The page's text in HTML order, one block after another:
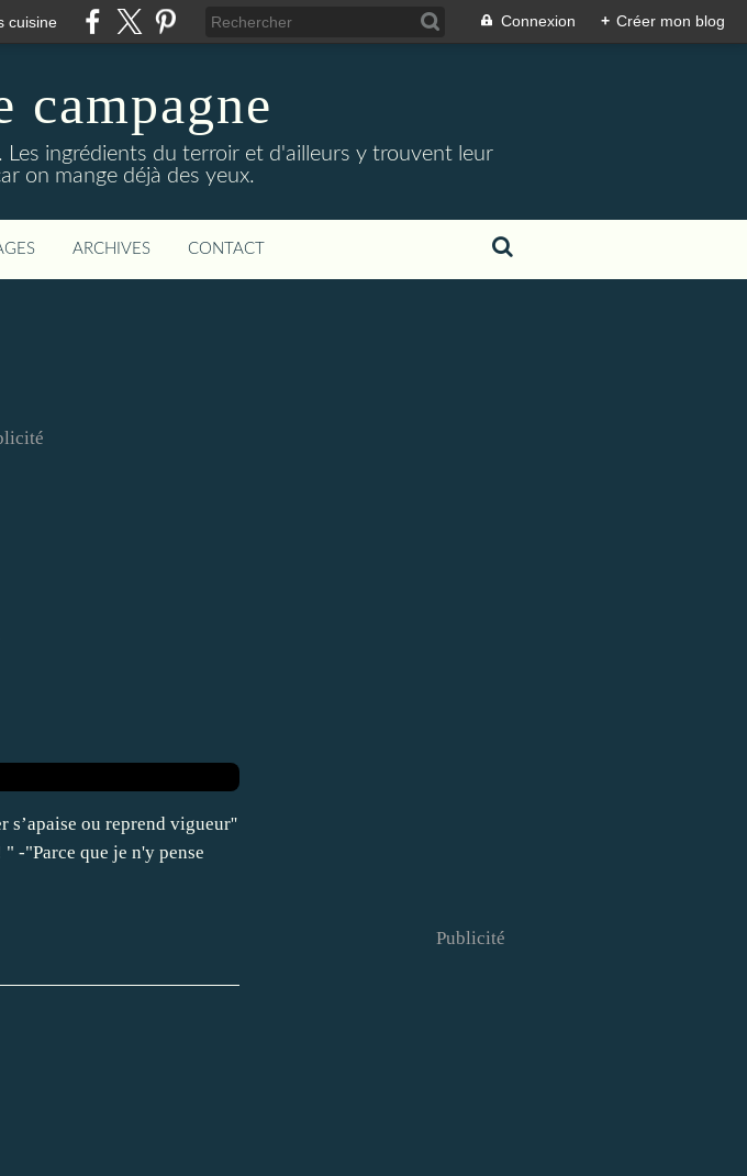
cuisine Connexion + Créer mon blog
campagne
ingrédients du terroir et d'ailleurs y trouvent leur
on mange déjà des yeux.
ARCHIVES CONTACT
s’apaise ou reprend vigueur''
-"Parce que je n'y pense
Publicité